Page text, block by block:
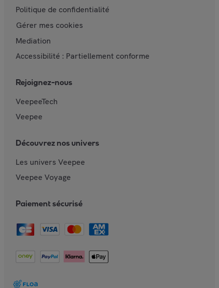
Politique de confidentialité
Gérer mes cookies
Mediation
Accessibilité : Partiellement conforme
Rejoignez-nous
VeepeeTech
Veepee
Découvrez nos univers
Les univers Veepee
Veepee Voyage
Paiement sécurisé